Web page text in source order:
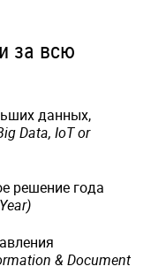
за всю
данных,
Data, IoT or
решение года
& Document